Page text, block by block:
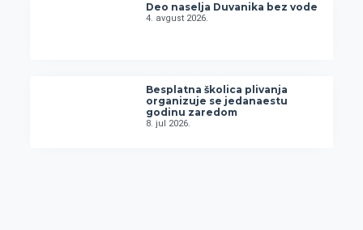
Deo naselja Duvanika bez vode
4. avgust 2026.
Besplatna školica plivanja
organizuje se jedanaestu
godinu zaredom
8. jul 2026.